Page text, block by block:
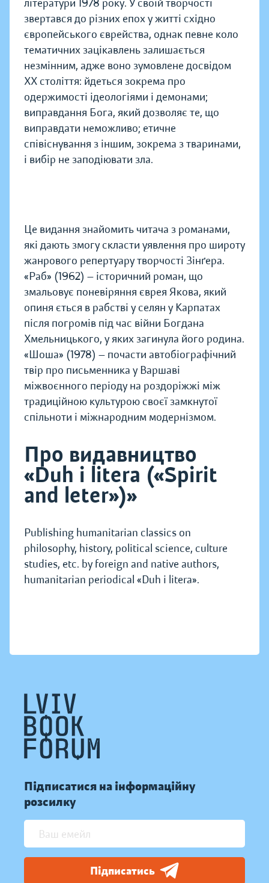
літератури 1978 року. У своїй творчості
звертався до різних епох у житті східно
європейського єврейства, однак певне коло
тематичних зацікавлень залишається
незмінним, адже воно зумовлене досвідом
ХХ століття: йдеться зокрема про
одержимості ідеологіями і демонами;
виправдання Бога, який дозволяє те, що
виправдати неможливо; етичне
співіснування з іншим, зокрема з тваринами,
і вибір не заподіювати зла.
Це видання знайомить читача з романами,
які дають змогу скласти уявлення про широту
жанрового репертуару творчості Зінґера.
«Раб» (1962) — історичний роман, що
змальовує поневіряння єврея Якова, який
опиня ється в рабстві у селян у Карпатах
після погромів під час війни Богдана
Хмельницького, у яких загинула його родина.
«Шоша» (1978) — почасти автобіографічний
твір про письменника у Варшаві
міжвоєнного періоду на роздоріжжі між
традиційною культурою своєї замкнутої
спільноти і міжнародним модернізмом.
Про видавництво
«Duh i litera («Spirit
and leter»)»
Publishing humanitarian classics on
philosophy, history, political science, culture
studies, etc. by foreign and native authors,
humanitarian periodical «Duh i litera».
Підписатися на інформаційну
розсилку
Підписатись